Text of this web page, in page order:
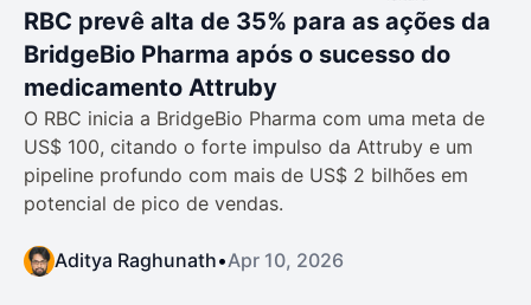
RBC prevê alta de 35% para as ações da
BridgeBio Pharma após o sucesso do
medicamento Attruby
O RBC inicia a BridgeBio Pharma com uma meta de
US$ 100, citando o forte impulso da Attruby e um
pipeline profundo com mais de US$ 2 bilhões em
potencial de pico de vendas.
Aditya Raghunath•Apr 10, 2026